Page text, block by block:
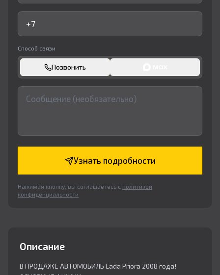
Способ связи
Позвонить
Узнать подробности
Нажимая кнопку, вы соглашаетесь с политикой
конфиденциальности
Описание
В ПРОДАЖЕ АВТОМОБИЛЬ Lada Priora 2008 года!